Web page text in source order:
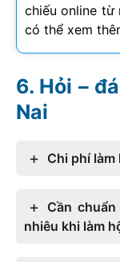
chiếu online từ
có thể xem
Hỏi –
Nai
Chi phí
Cần
nhiêu khi làm